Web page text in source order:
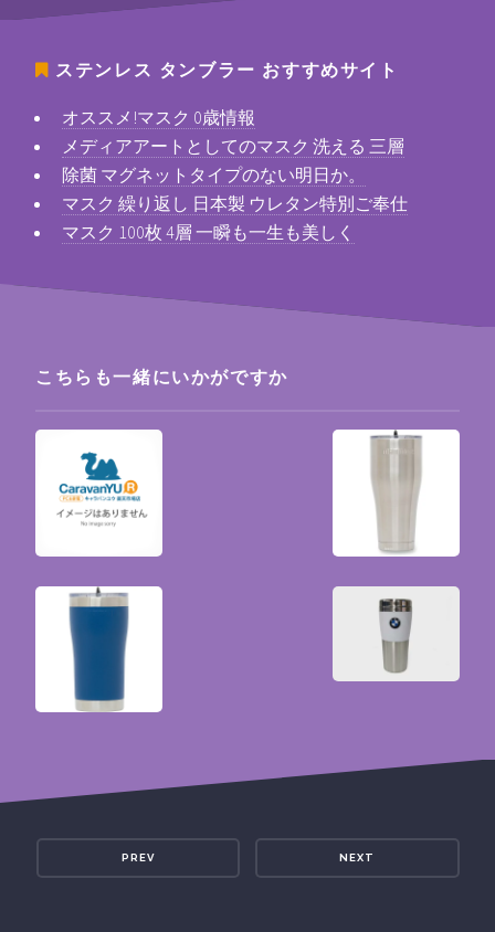
ステンレス タンブラー おすすめサイト
オススメ!マスク 0歳情報
メディアアートとしてのマスク 洗える 三層
除菌 マグネットタイプのない明日か。
マスク 繰り返し 日本製 ウレタン特別ご奉仕
マスク 100枚 4層 一瞬も一生も美しく
こちらも一緒にいかがですか
PREV NEXT